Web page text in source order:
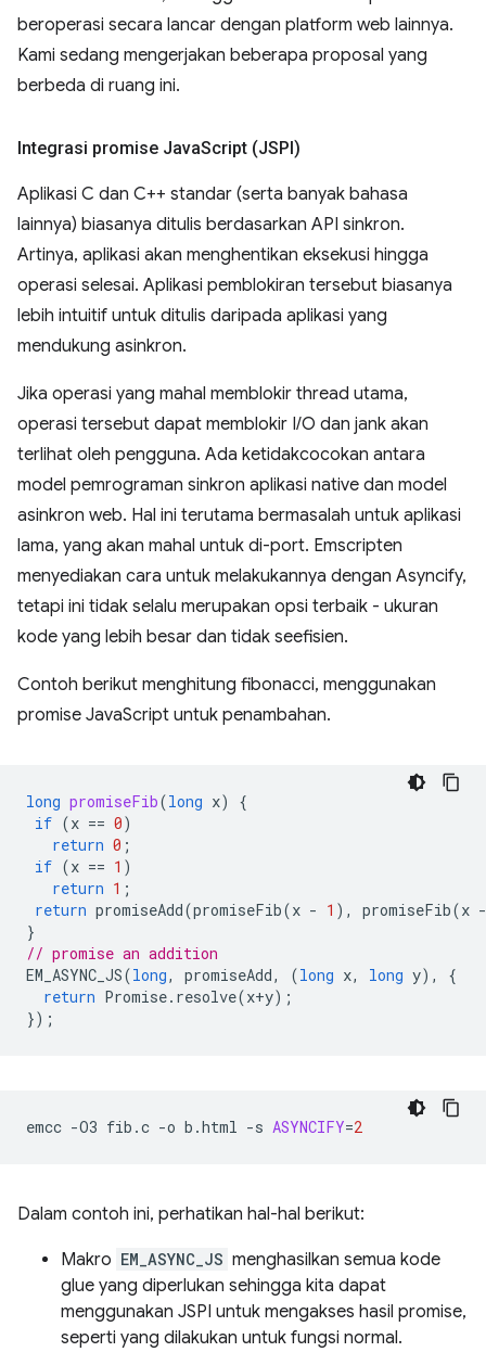
beroperasi secara lancar dengan platform web lainnya.
Kami sedang mengerjakan beberapa proposal yang
berbeda di ruang ini.
Integrasi promise JavaScript (JSPI)
Aplikasi C dan C++ standar (serta banyak bahasa
lainnya) biasanya ditulis berdasarkan API sinkron.
Artinya, aplikasi akan menghentikan eksekusi hingga
operasi selesai. Aplikasi pemblokiran tersebut biasanya
lebih intuitif untuk ditulis daripada aplikasi yang
mendukung asinkron.
Jika operasi yang mahal memblokir thread utama,
operasi tersebut dapat memblokir I/O dan jank akan
terlihat oleh pengguna. Ada ketidakcocokan antara
model pemrograman sinkron aplikasi native dan model
asinkron web. Hal ini terutama bermasalah untuk aplikasi
lama, yang akan mahal untuk di-port. Emscripten
menyediakan cara untuk melakukannya dengan Asyncify,
tetapi ini tidak selalu merupakan opsi terbaik - ukuran
kode yang lebih besar dan tidak seefisien.
Contoh berikut menghitung fibonacci, menggunakan
promise JavaScript untuk penambahan.
long promiseFib(long x)
{
if (x == 0)
return 0 ;
if (x == 1 )
return 1 ;
return promiseAdd(promiseFib(x - 1 ), promiseFib(x -
}
// promise an addition
EM_ASYNC_JS(long, promiseAdd, (long x, long y),
{
return Promise. resolve(x+y);
});
emcc -O3 fib.c -o b.html -s ASYNCIFY=2
Dalam contoh ini, perhatikan hal-hal berikut:
Makro EM_ASYNC_JS menghasilkan semua kode
glue yang diperlukan sehingga kita dapat
menggunakan JSPI untuk mengakses hasil promise,
seperti yang dilakukan untuk fungsi normal.